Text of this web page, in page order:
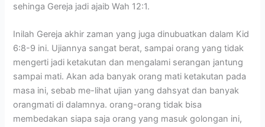
sehinga Gereja jadi ajaib Wah 12:1.
Inilah Gereja akhir zaman yang juga dinubuatkan dalam Kid
6:8-9 ini. Ujiannya sangat berat, sampai orang yang tidak
mengerti jadi ketakutan dan mengalami serangan jantung
sampai mati. Akan ada banyak orang mati ketakutan pada
masa ini, sebab me-lihat ujian yang dahsyat dan banyak
orangmati di dalamnya. orang-orang tidak bisa
membedakan siapa saja orang yang masuk golongan ini,